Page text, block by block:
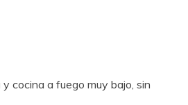
cocina a fuego muy bajo, sin